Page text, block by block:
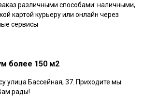
различными способами: наличными,
картой курьеру или онлайн через
сервисы
более 150 м2
улица Бассейная, 37. Приходите мы
рады!